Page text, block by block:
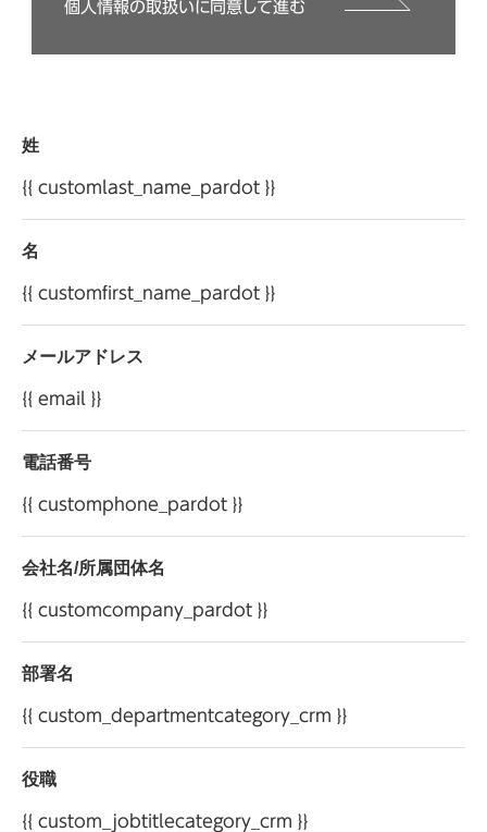
・お客様のお問合せ、ご要望へのご対応
は、本サイトの提供にかかる業務または利用目的の
示する場合がございます。
を求められた場合には、遅滞なくその調査を行い、特
別な理由のない限りこれに応じます。「開示等の求め」
申し出ください。
ください。
株式会社 オカムラ お客様相談室 電話：0120-
株式会社 オカムラ 個人情報管理責任者
個人情報の取扱いに同意して進む
姓
{{ customlast_name_pardot }}
名
{{ customfirst_name_pardot }}
メールアドレス
{{ email }}
電話番号
{{ customphone_pardot }}
会社名/所属団体名
{{ customcompany_pardot }}
部署名
{{ custom_departmentcategory_crm }}
役職
{{ custom_jobtitlecategory_crm }}